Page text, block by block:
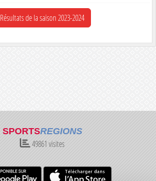
Résultats de la saison 2023-2024
SPORTSREGIONS
49861 visites